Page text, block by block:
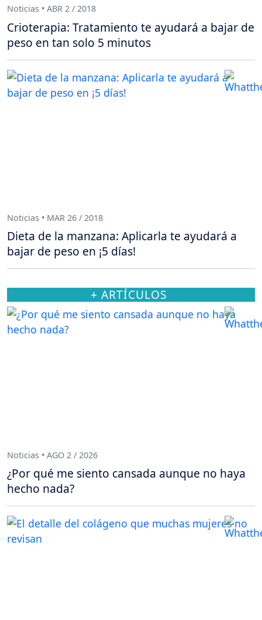
Noticias • ABR 2 / 2018
Crioterapia: Tratamiento te ayudará a bajar de
peso en tan solo 5 minutos
Noticias • MAR 26 / 2018
Dieta de la manzana: Aplicarla te ayudará a
bajar de peso en ¡5 días!
+ ARTÍCULOS
Noticias • AGO 2 / 2026
¿Por qué me siento cansada aunque no haya
hecho nada?